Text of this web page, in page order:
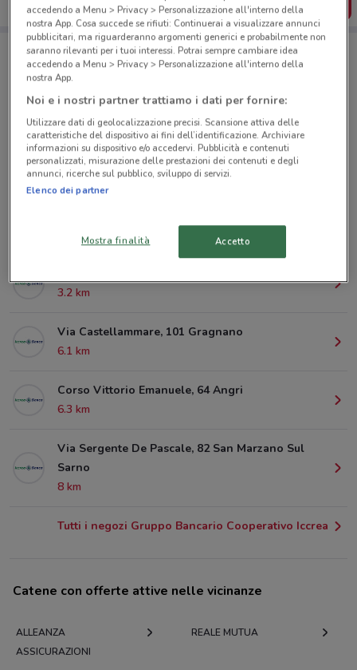
SCARICA L’APP
Negozi Gruppo Bancario Cooperativo Iccrea a Pompei
© MapTiler© OpenStreetMap contributors
2.3 km
3.2 km
Via Castellammare, 101 Gragnano
6.1 km
Corso Vittorio Emanuele, 64 Angri
6.3 km
Via Sergente De Pascale, 82 San Marzano Sul
Sarno
8 km
Tutti i negozi Gruppo Bancario Cooperativo Iccrea
Catene con offerte attive nelle vicinanze
ALLEANZA
ASSICURAZIONI
REALE MUTUA
accedendo a Menu > Privacy > Personalizzazione all'interno della
nostra App. Cosa succede se rifiuti: Continuerai a visualizzare annunci
pubblicitari, ma riguarderanno argomenti generici e probabilmente non
saranno rilevanti per i tuoi interessi. Potrai sempre cambiare idea
accedendo a Menu > Privacy > Personalizzazione all'interno della
nostra App.
Noi e i nostri partner trattiamo i dati per fornire:
Utilizzare dati di geolocalizzazione precisi. Scansione attiva delle
caratteristiche del dispositivo ai fini dell’identificazione. Archiviare
informazioni su dispositivo e/o accedervi. Pubblicità e contenuti
personalizzati, misurazione delle prestazioni dei contenuti e degli
annunci, ricerche sul pubblico, sviluppo di servizi.
Elenco dei partner
Mostra finalità Accetto